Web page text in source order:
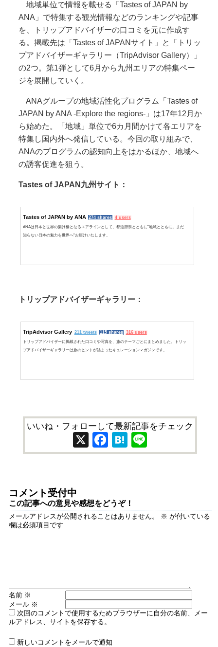
地域単位で情報を載せる「Tastes of JAPAN by
ANA」で特集する観光情報などのランキングや記事
を、トリップアドバイザーの口コミを元に作成す
る。掲載先は「Tastes of JAPANサイト」と「トリッ
プアドバイザーギャラリー（TripAdvisor Gallery）」
の2つ。第1弾として6月から九州エリアの特集ペー
ジを展開していく。
ANAグループの地域活性化プログラム「Tastes of
JAPAN by ANA -Explore the regions-」は17年12月か
ら始めた。「地域」単位で6カ月間かけて各エリアを
特集し国内外へ発信している。今回の取り組みで、
ANAのプログラムの認知向上をはかるほか、地域へ
の誘客促進を狙う。
Tastes of JAPAN九州サイト：
Tastes of JAPAN by ANA 274 shares 4 users
ANAは日本と世界の架け橋となるエアラインとして、都道府県とともに"地域とともに。まだ
知らない日本の魅力を世界へ"お届けいたします。
トリップアドバイザーギャラリー：
TripAdvisor Gallery 211 tweets 115 shares 316 users
トリップアドバイザーに掲載された口コミや写真を、旅のテーマごとにまとめました。トリッ
プアドバイザーギャラリーは旅のヒントが詰まったキュレーションマガジンです。
いいね・フォローして最新記事をチェック
X Facebook
Hatena
コメント受付中
この記事への意見や感想をどうぞ！
メールアドレスが公開されることはありません。 ※ が付いている
欄は必須項目です
名前 ※
メール ※
次回のコメントで使用するためブラウザーに自分の名前、メー
ルアドレス、サイトを保存する。
新しいコメントをメールで通知